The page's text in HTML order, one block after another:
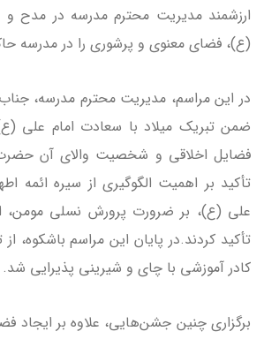
ارزشمند مدیریت محترم مدرسه در مدح و
(ع)، فضای معنوی و پرشوری را در مدرسه
در این مراسم، مدیریت محترم مدرسه،
ضمن تبریک میلاد با سعادت امام علی
فضایل اخلاقی و شخصیت والای آن
تأکید بر اهمیت الگوگیری از سیره ائمه
علی (ع)، بر ضرورت پرورش نسلی مومن،
تأکید کردند.در پایان این مراسم باشکوه،
کادر آموزشی با چای و شیرینی پذیرایی شد.
برگزاری چنین جشن‌هایی، علاوه بر ایجاد